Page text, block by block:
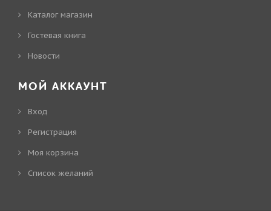
Каталог магазин
Гостевая книга
Новости
МОЙ АККАУНТ
Вход
Регистрация
Моя корзина
Cписок желаний